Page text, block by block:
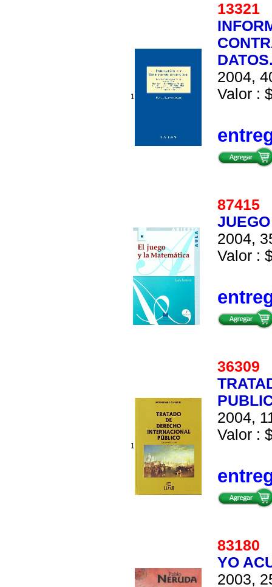
1
13321
2004,
Valor :
87415
2004,
Valor :
1
36309
2004,
Valor :
83180
YO
2003,